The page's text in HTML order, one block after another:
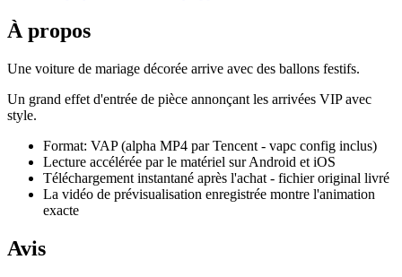
À propos
Une voiture de mariage décorée arrive avec des ballons festifs.
Un grand effet d'entrée de pièce annonçant les arrivées VIP avec
style.
Format: VAP (alpha MP4 par Tencent - vapc config inclus)
Lecture accélérée par le matériel sur Android et iOS
Téléchargement instantané après l'achat - fichier original livré
La vidéo de prévisualisation enregistrée montre l'animation
exacte
Avis